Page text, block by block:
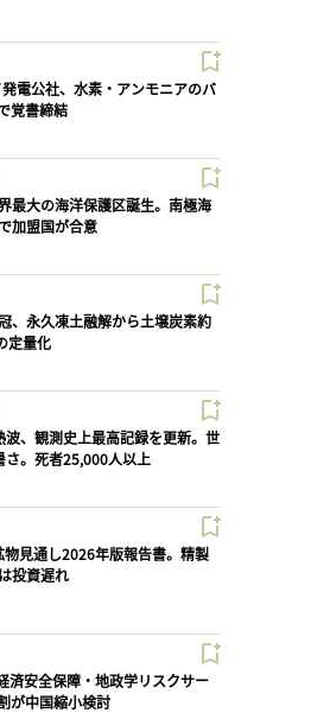
発電公社、水素・アンモニアのバ
覚書締結
最大の海洋保護区誕生。南極海
加盟国が合意
、永久凍土融解から土壌炭素約
定量化
波、観測史上最高記録を更新。世
。死者25,000人以上
物見通し2026年版報告書。精製
投資遅れ
済安全保障・地政学リスクサー
が中国縮小検討